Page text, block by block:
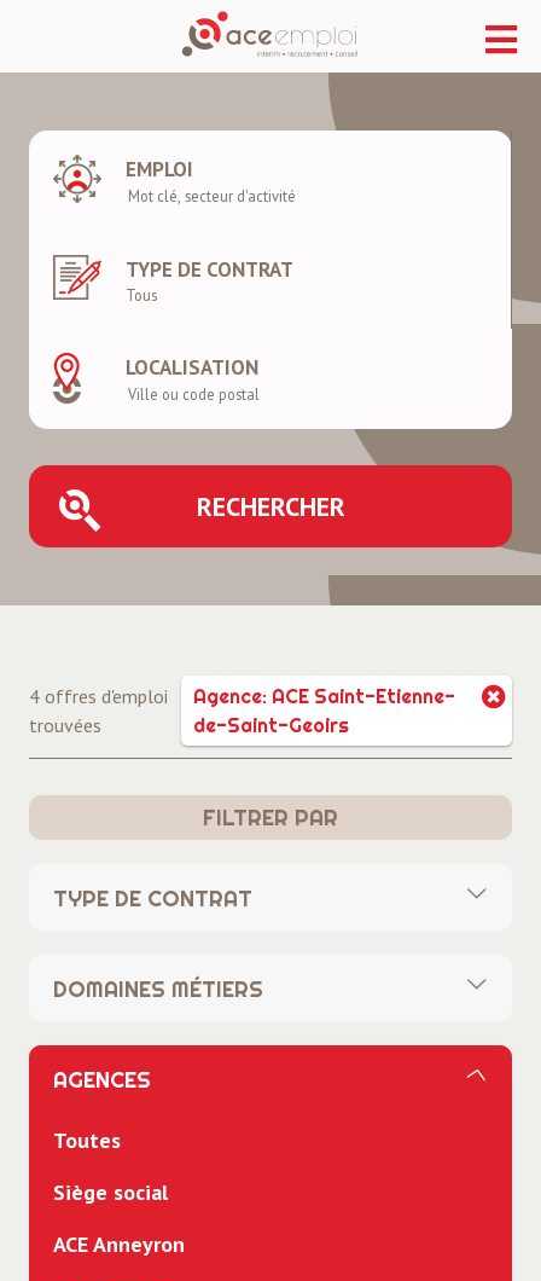
EMPLOI
TYPE DE CONTRAT
LOCALISATION
RECHERCHER
4 offres d'emploi
trouvées
Agence: ACE Saint-Etienne-
de-Saint-Geoirs
FILTRER PAR
TYPE DE CONTRAT
DOMAINES MÉTIERS
Tous
BTP
Commercial - Vente - Télévente
Comptabilité - Gestion - Finance
AGENCES
Toutes
Siège social
ACE Anneyron